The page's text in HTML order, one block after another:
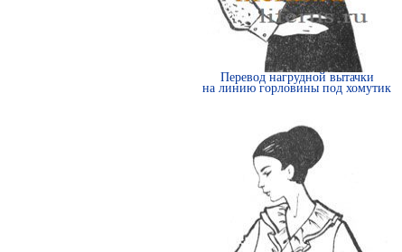
Перевод нагрудной вытачки
на линию горловины под хомутик